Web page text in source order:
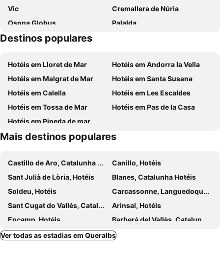
Petit Cacadors
Hotel Catalunya Park
Hotel Grèvol Spa
Logis Hotel Restaurant Planes
Hotel Familiar Edelweiss
Vic
Cremallera de Núria
Osona Globus
Palalda
Vall de Núria
Puente fortificado de Besalú
Ax 3 Domaines
Ribes Enllaç
Santuari de la Mare de Déu de Montgrony
Vallter2000
Fonts del Llobregat
Campdevànol
Le Cambre d'Aze
Rasos de Peguera
Lactium
Fontanals Golf
Molló Parc
Destinos populares
Hotéis em Lloret de Mar
Hotéis em Andorra la Vella
Hotéis em Malgrat de Mar
Hotéis em Santa Susana
Hotéis em Calella
Hotéis em Les Escaldes
Hotéis em Tossa de Mar
Hotéis em Pas de la Casa
Hotéis em Pineda de mar.
Mais destinos populares
Castillo de Aro, Catalunha Hotéis
Canillo, Hotéis
Sant Julià de Lòria, Hotéis
Blanes, Catalunha Hotéis
Soldeu, Hotéis
Carcassonne, Languedoque Rossilhão Hotéis
Sant Cugat do Vallés, Catalunha Hotéis
Arinsal, Hotéis
Encamp, Hotéis
Barberá del Vallès, Catalunha Hotéis
Rosas, Catalunha Hotéis
Gerona, Catalunha Hotéis
Ver todas as estadias em Queralbs